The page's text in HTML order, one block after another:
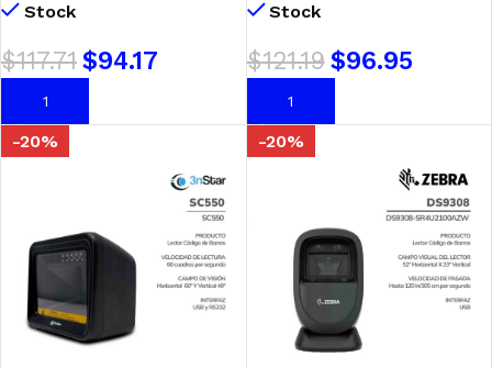
Stock
$117.71$94.17
AÑADIR AL CARRITO
Stock
$121.19 $96.95
AÑADIR AL CARRITO
-20% -20%